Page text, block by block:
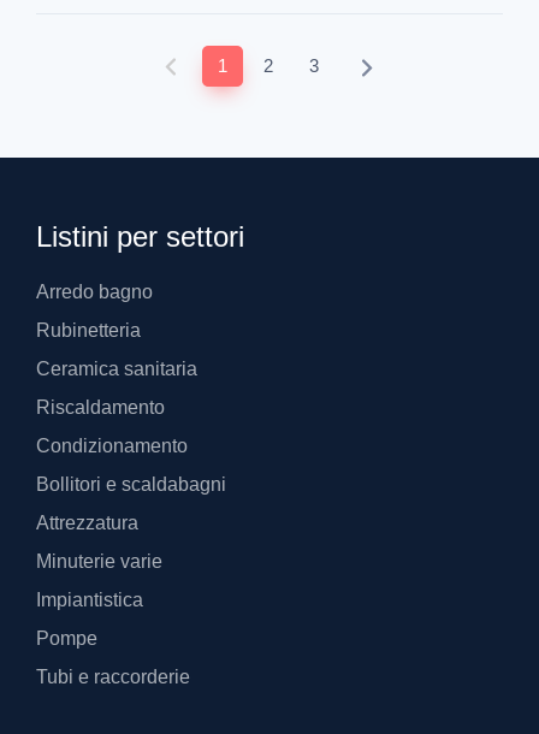
1 2 3
Listini per settori
Arredo bagno
Rubinetteria
Ceramica sanitaria
Riscaldamento
Condizionamento
Bollitori e scaldabagni
Attrezzatura
Minuterie varie
Impiantistica
Pompe
Tubi e raccorderie